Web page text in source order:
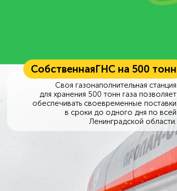
СобственнаяГНС на 500 тонн
Своя газонаполнительная станция
для хранения 500 тонн газа позволяет
обеспечивать своевременные поставки
в сроки до одного дня по всей
Ленинградской области.